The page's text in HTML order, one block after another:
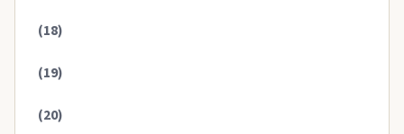
(18)
(19)
(20)